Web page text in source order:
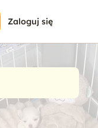
Zaloguj się